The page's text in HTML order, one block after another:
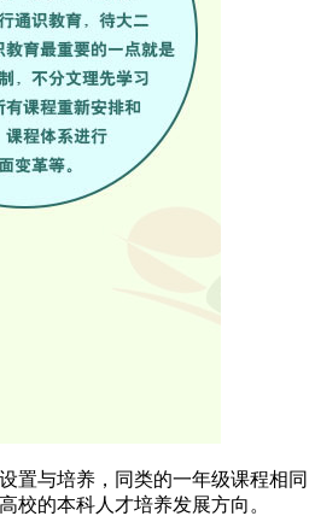
与培养，同类的一年级课程相
校的本科人才培养发展方向。